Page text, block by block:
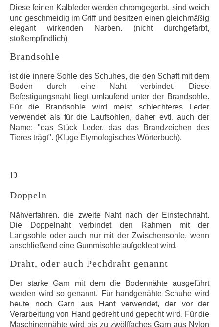
Diese feinen Kalbleder werden chromgegerbt, sind weich
und geschmeidig im Griff und besitzen einen gleichmäßig
elegant wirkenden Narben. (nicht durchgefärbt,
stoßempfindlich)
Brandsohle
ist die innere Sohle des Schuhes, die den Schaft mit dem
Boden durch eine Naht verbindet. Diese
Befestigungsnaht liegt umlaufend unter der Brandsohle.
Für die Brandsohle wird meist schlechteres Leder
verwendet als für die Laufsohlen, daher evtl. auch der
Name: "das Stück Leder, das das Brandzeichen des
Tieres trägt". (Kluge Etymologisches Wörterbuch).
D
Doppeln
Nähverfahren, die zweite Naht nach der Einstechnaht.
Die Doppelnaht verbindet den Rahmen mit der
Langsohle oder auch nur mit der Zwischensohle, wenn
anschließend eine Gummisohle aufgeklebt wird.
Draht, oder auch Pechdraht genannt
Der starke Garn mit dem die Bodennähte ausgeführt
werden wird so genannt. Für handgenähte Schuhe wird
heute noch Garn aus Hanf verwendet, der vor der
Verarbeitung von Hand gedreht und gepecht wird. Für die
Maschinennähte wird bis zu zwölffaches Garn aus Nylon